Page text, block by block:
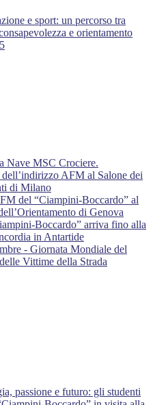
e sport: un percorso tra
e orientamento
Nave MSC Crociere.
AFM al Salone dei
di Milano
del “Ciampini-Boccardo” al
di Genova
Boccardo” arriva fino alla
in Antartide
- Giornata Mondiale del
Vittime della Strada
passione e futuro: gli studenti